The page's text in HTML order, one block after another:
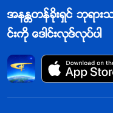
အနႏၲတန္ခိုးရွင္ ဘုရာ
င္းကို ေဒါင္းလုဒ္လုပ္ပါ